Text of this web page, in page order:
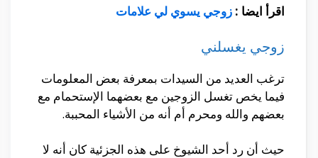
اقرأ ايضا : زوجي يسوي لي علامات
زوجي يغسلني
ترغب العديد من السيدات بمعرفة بعض المعلومات
فيما يخص تغسل الزوجين مع بعضهما الإستحمام مع
بعضهم والله ومحرم أم أنه من الأشياء المحببة.
حيث أن رد أحد الشيوخ على هذه الجزئية كان أنه لا